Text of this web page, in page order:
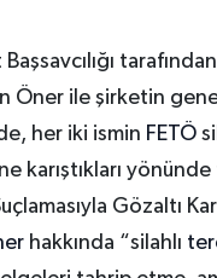
Öner ile şirketin
her iki ismin FETÖ
karıştıkları
Gözaltı
hakkında “silahlı